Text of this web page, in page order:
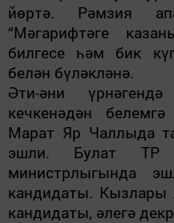
йөртә. Рәмзия
“Мәгарифтәге
билгесе һәм бик
белән бүләкләнә.
Әти-әни
кечкенәдән
Марат Яр Чаллыда
эшли. Булат
министрлыгында
кандидаты. Кызлары
кандидаты, әлегә